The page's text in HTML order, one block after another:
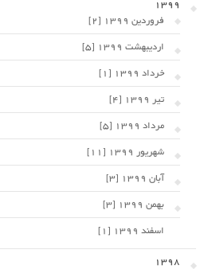
1399
فروردین 1399 [2]
اردیبهشت 1399 [5]
خرداد 1399 [1]
تیر 1399 [4]
مرداد 1399 [5]
شهریور 1399 [11]
آبان 1399 [3]
بهمن 1399 [3]
اسفند 1399 [1]
1398